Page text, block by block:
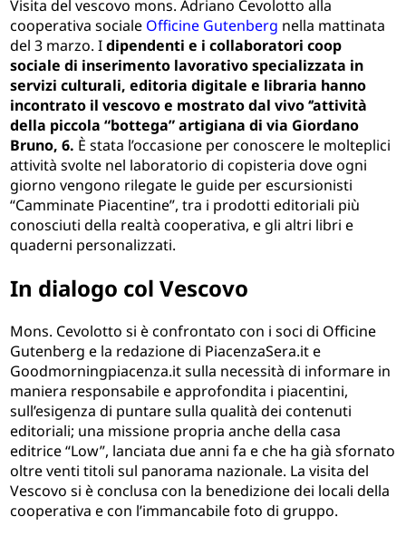
Visita del vescovo mons. Adriano Cevolotto alla
cooperativa sociale Officine Gutenberg nella mattinata
del 3 marzo. Idipendenti e i collaboratori coop
sociale di inserimento lavorativo specializzata in
servizi culturali, editoria digitale e libraria hanno
incontrato il vescovo e mostrato dal vivo ‘’attività
della piccola “bottega” artigiana di via Giordano
Bruno, 6. È stata l’occasione per conoscere le molteplici
attività svolte nel laboratorio di copisteria dove ogni
giorno vengono rilegate le guide per escursionisti
“Camminate Piacentine”, tra i prodotti editoriali più
conosciuti della realtà cooperativa, e gli altri libri e
quaderni personalizzati.
In dialogo col Vescovo
Mons. Cevolotto si è confrontato con i soci di Officine
Gutenberg e la redazione di PiacenzaSera.it e
Goodmorningpiacenza.it sulla necessità di informare in
maniera responsabile e approfondita i piacentini,
sull’esigenza di puntare sulla qualità dei contenuti
editoriali; una missione propria anche della casa
editrice “Low”, lanciata due anni fa e che ha già sfornato
oltre venti titoli sul panorama nazionale. La visita del
Vescovo si è conclusa con la benedizione dei locali della
cooperativa e con l’immancabile foto di gruppo.